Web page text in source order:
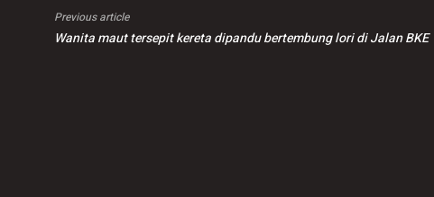
Previous article
Wanita maut tersepit kereta dipandu bertembung lori di Jalan BKE